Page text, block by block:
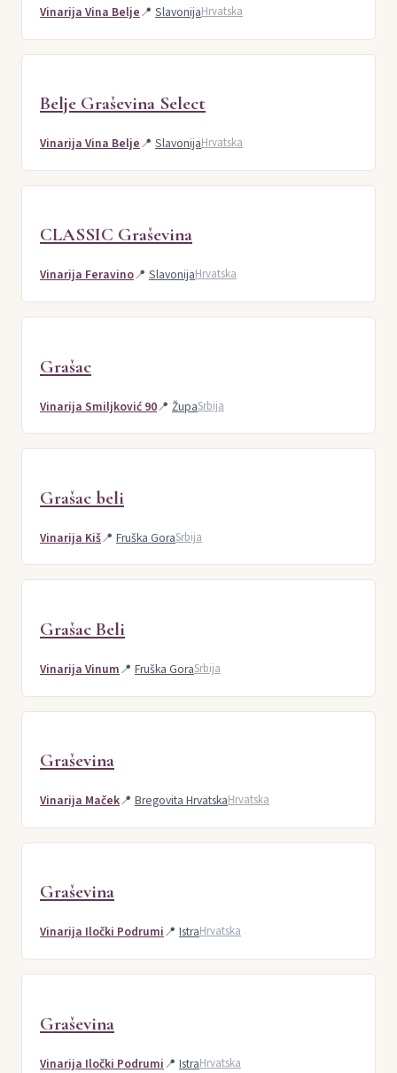
Vinarija Vina Belje📍 SlavonijaHrvatska
Belje Graševina Select
Vinarija Vina Belje📍 SlavonijaHrvatska
CLASSIC Graševina
Vinarija Feravino📍 SlavonijaHrvatska
Grašac
Vinarija Smiljković 90📍 ŽupaSrbija
Grašac beli
Vinarija Kiš📍 Fruška GoraSrbija
Grašac Beli
Vinarija Vinum📍 Fruška GoraSrbija
Graševina
Vinarija Maček📍 Bregovita HrvatskaHrvatska
Graševina
Vinarija Iločki Podrumi📍 IstraHrvatska
Graševina
Vinarija Iločki Podrumi📍 IstraHrvatska